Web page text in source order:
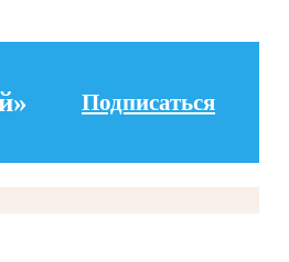
Подписаться